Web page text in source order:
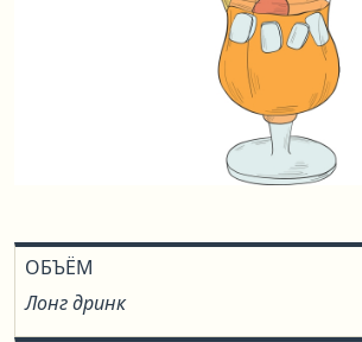
ОБЪЁМ
Лонг дринк